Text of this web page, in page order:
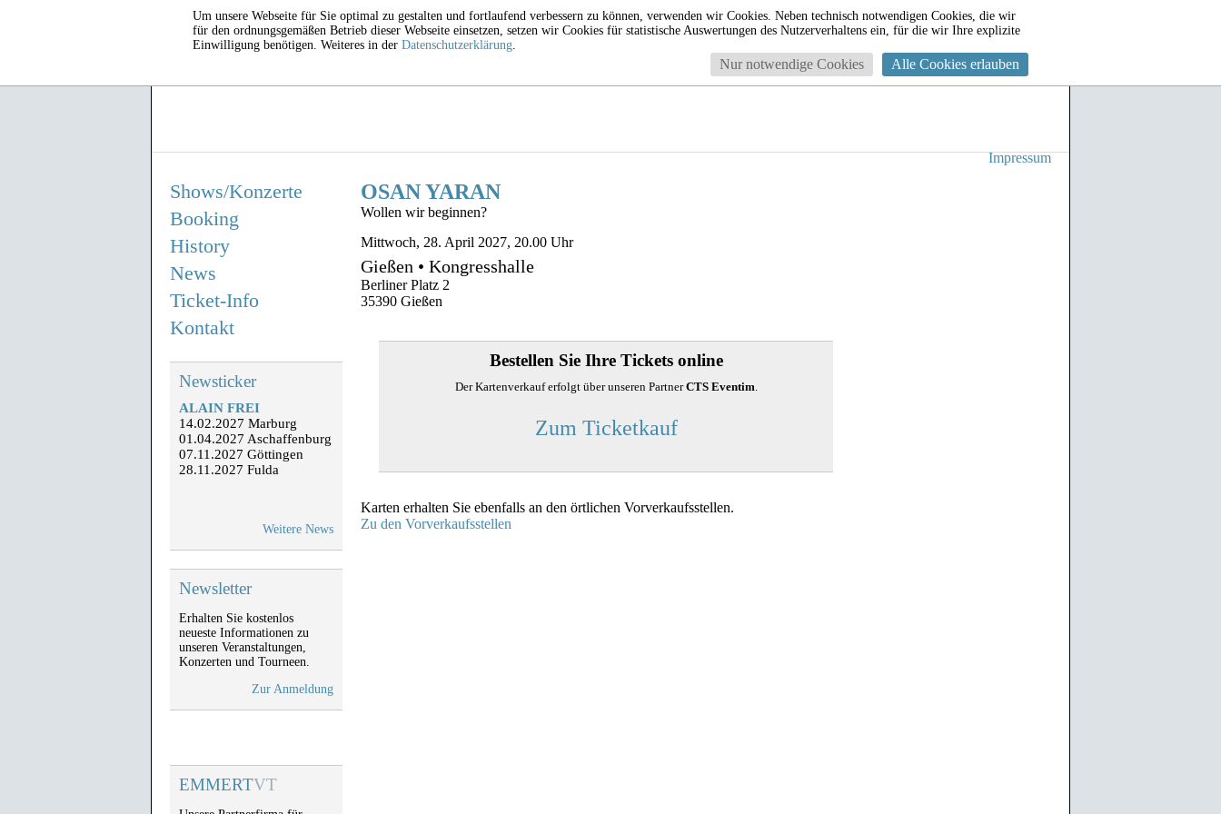
Um unsere Webseite für Sie optimal zu gestalten und fortlaufend verbessern zu können, verwenden wir Cookies. Neben technisch notwendigen Cookies, die wir
für den ordnungsgemäßen Betrieb dieser Webseite einsetzen, setzen wir Cookies für statistische Auswertungen des Nutzerverhaltens ein, für die wir Ihre explizite
Einwilligung benötigen. Weiteres in der Datenschutzerklärung.
Nur notwendige Cookies Alle Cookies erlauben
Impressum
Shows/Konzerte
Booking
History
News
Ticket-Info
Kontakt
Newsticker
ALAIN FREI
14.02.2027 Marburg
01.04.2027 Aschaffenburg
07.11.2027 Göttingen
28.11.2027 Fulda
05.-07.05. Dreieich,
02.-04.06. Frankfurt,
ATZE SCHRÖDER
Neu im Vorverkauf:
28.01.2027 Limburg,
03.04.2027 Marburg
Neu im Vorverkauf:
08.09.2027 Limburg
Weitere News
Newsletter
Erhalten Sie kostenlos
neueste Informationen zu
unseren Veranstaltungen,
Konzerten und Tourneen.
Zur Anmeldung
EMMERTVT
OSAN YARAN
Wollen wir beginnen?
Mittwoch, 28. April 2027, 20.00 Uhr
Gießen • Kongresshalle
Berliner Platz 2
35390 Gießen
Bestellen Sie Ihre Tickets online
Der Kartenverkauf erfolgt über unseren PartnerCTS Eventim.
Zum Ticketkauf
Karten erhalten Sie ebenfalls an den örtlichen Vorverkaufsstellen.
Zu den Vorverkaufsstellen